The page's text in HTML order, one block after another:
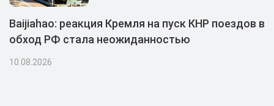
Baijiahao: реакция Кремля на пуск КНР поездов в
обход РФ стала неожиданностью
10.08.2026